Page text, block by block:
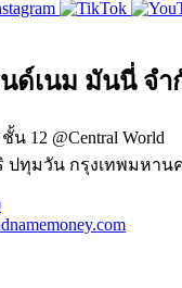
ด์เนม มันนี่ จำ
น 12 @Central World
ปทุมวัน กรุงเทพมหานค